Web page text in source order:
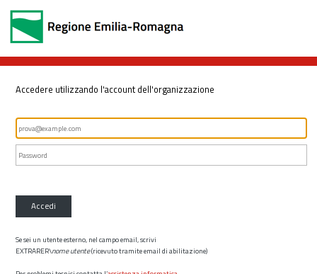
Accedere utilizzando l'account dell'organizzazione
Accedi
Se sei un utente esterno, nel campo email, scrivi
EXTRARER\nome utente(ricevuto tramite email di abilitazione)